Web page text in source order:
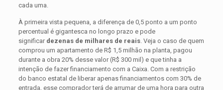
cada uma.
À primeira vista pequena, a diferença de 0,5 ponto a um ponto
percentual é gigantesca no longo prazo e pode
significar dezenas de milhares de reais. Veja o caso de quem
comprou um apartamento de R$ 1,5 milhão na planta, pagou
durante a obra 20% desse valor (R$ 300 mil) e que tinha a
intenção de fazer financiamento com a Caixa. Com a restrição
do banco estatal de liberar apenas financiamentos com 30% de
entrada, esse comprador terá de arrumar de uma hora para outra